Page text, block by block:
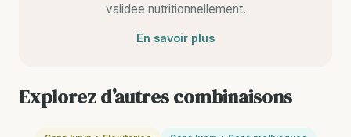
validee nutritionnellement.
En savoir plus
Explorez d’autres combinaisons